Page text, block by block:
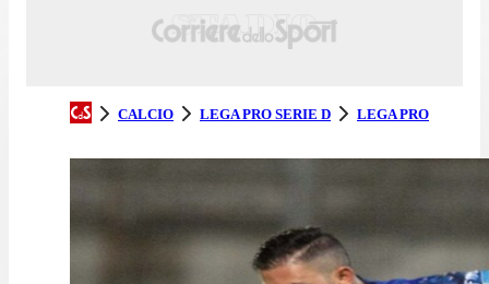
CALCIO LEGA PRO SERIE D LEGA PRO